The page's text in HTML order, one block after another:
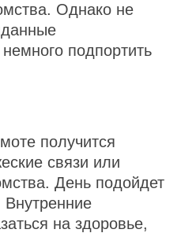
Однако не
подпортить
получится
связи или
День подойдет
Внутренние
на здоровье,